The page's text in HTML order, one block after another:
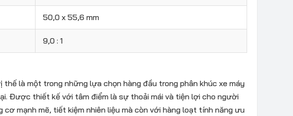
50,0 x 55,6 mm
9,0 : 1
thế là một trong những lựa chọn hàng đầu trong phân khúc xe máy
Được thiết kế với tâm điểm là sự thoải mái và tiện lợi cho người
cơ mạnh mẽ, tiết kiệm nhiên liệu mà còn với hàng loạt tính năng ưu